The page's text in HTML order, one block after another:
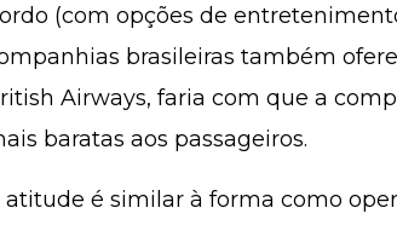
(com opções de
brasileiras também
Airways, faria com que a
baratas aos passageiros.
atitude é similar à forma como